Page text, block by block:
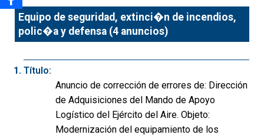
Equipo de seguridad, extinci�n de incendios,
polic�a y defensa (4 anuncios)
Título:
Anuncio de corrección de errores de: Dirección
de Adquisiciones del Mando de Apoyo
Logístico del Ejército del Aire. Objeto:
Modernización del equipamiento de los